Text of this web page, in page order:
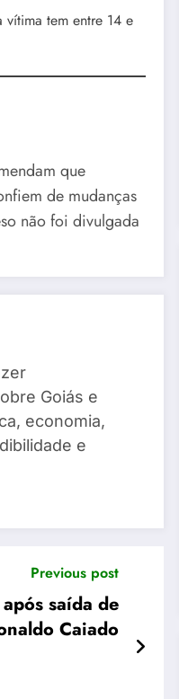
tem entre 14 e
que
de mudanças
não foi divulgada
Goiás e
economia,
e
Previous post
saída de
Caiado